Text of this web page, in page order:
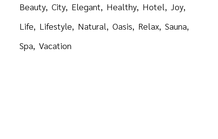
Beauty City Elegant Healthy Hotel
Joy
Life
Lifestyle Natural Oasis Relax Sauna
Spa Vacation